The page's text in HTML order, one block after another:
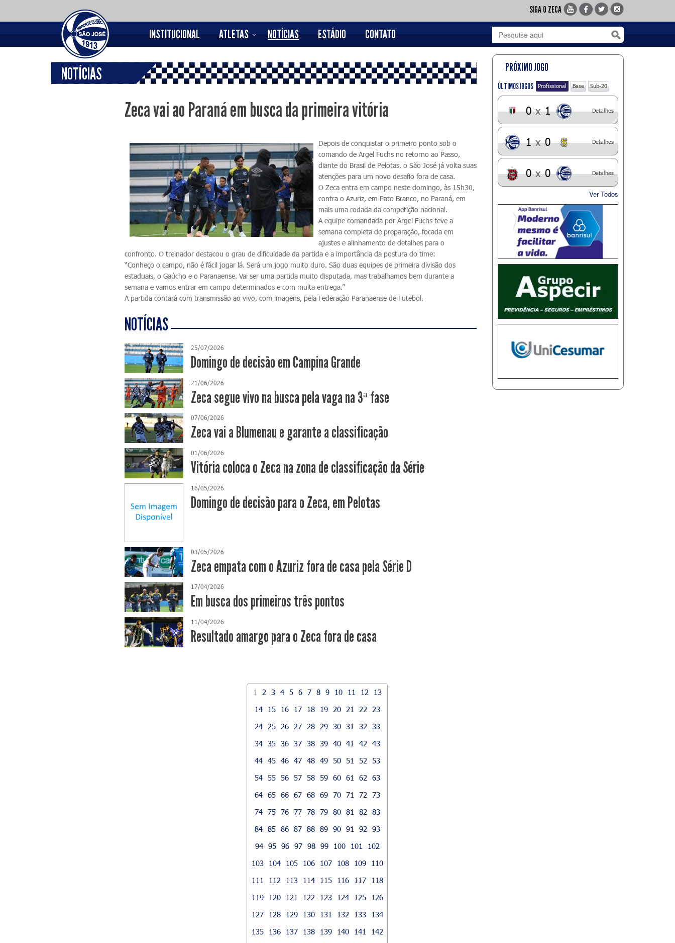
SIGA O ZECA
INSTITUCIONAL ATLETAS NOTÍCIAS ESTÁDIO CONTATO
NOTÍCIAS
Zeca vai ao Paraná em busca da primeira vitória
Depois de conquistar o primeiro ponto sob o
comando de Argel Fuchs no retorno ao Passo,
diante do Brasil de Pelotas, o São José já volta suas
atenções para um novo desafio fora de casa.
O Zeca entra em campo neste domingo, às 15h30,
contra o Azuriz, em Pato Branco, no Paraná, em
mais uma rodada da competição nacional.
A equipe comandada por Argel Fuchs teve a
semana completa de preparação, focada em
ajustes e alinhamento de detalhes para o
confronto. O treinador destacou o grau de dificuldade da partida e a importância da postura do time:
“Conheço o campo, não é fácil jogar lá. Será um jogo muito duro. São duas equipes de primeira divisão dos
estaduais, o Gaúcho e o Paranaense. Vai ser uma partida muito disputada, mas trabalhamos bem durante a
semana e vamos entrar em campo determinados e com muita entrega.”
A partida contará com transmissão ao vivo, com imagens, pela Federação Paranaense de Futebol.
NOTÍCIAS
25/07/2026
Domingo de decisão em Campina Grande
21/06/2026
Zeca segue vivo na busca pela vaga na 3ª fase
07/06/2026
Zeca vai a Blumenau e garante a classificação
01/06/2026
Vitória coloca o Zeca na zona de classificação da Série
16/05/2026
Domingo de decisão para o Zeca, em Pelotas
03/05/2026
Zeca empata com o Azuriz fora de casa pela Série D
17/04/2026
​Em busca dos primeiros três pontos
11/04/2026
Resultado amargo para o Zeca fora de casa
1 2 3 4 5 6 7 8 9 10 11 12
13
14
15 16 17 18 19 20 21 22
23
24
25 26 27 28 29 30 31 32
33
34 35 36 37 38 39 40 41 42
43
44 45 46 47 48 49 50 51 52
53
54 55 56 57 58 59 60 61 62
63
64 65 66 67 68 69 70 71 72
73
74 75 76 77 78 79 80 81 82
83
84 85 86 87 88 89 90 91 92
93
94 95 96 97 98 99 100 101
102
103
104 105 106 107 108 109
110
111
112 113 114 115 116 117
118
119
120 121 122 123 124 125
126
127
128 129 130 131 132 133
134
135
136 137 138 139 140 141
142
PRÓXIMO JOGO
ÚLTIMOS JOGOS Profissional Base Sub-20
0 x 1 Detalhes
1 x 0 Detalhes
0 x 0 Detalhes
Ver Todos